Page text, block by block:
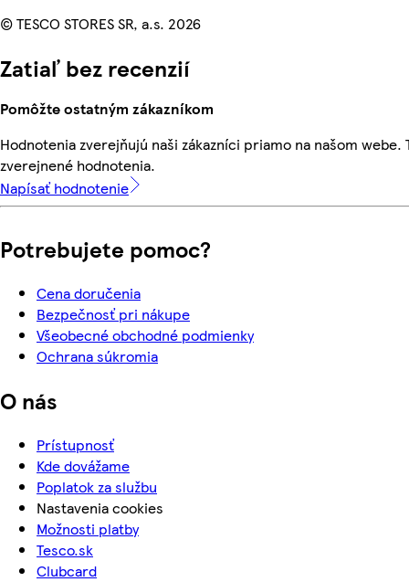
© TESCO STORES SR, a.s. 2026
Zatiaľ bez recenzií
Pomôžte ostatným zákazníkom
Hodnotenia zverejňujú naši zákazníci priamo na našom webe.
zverejnené hodnotenia.
Napísať hodnotenie
Potrebujete pomoc?
Cena doručenia
Bezpečnosť pri nákupe
Všeobecné obchodné podmienky
Ochrana súkromia
O nás
Prístupnosť
Kde dovážame
Poplatok za službu
Nastavenia cookies
Možnosti platby
Tesco.sk
Clubcard